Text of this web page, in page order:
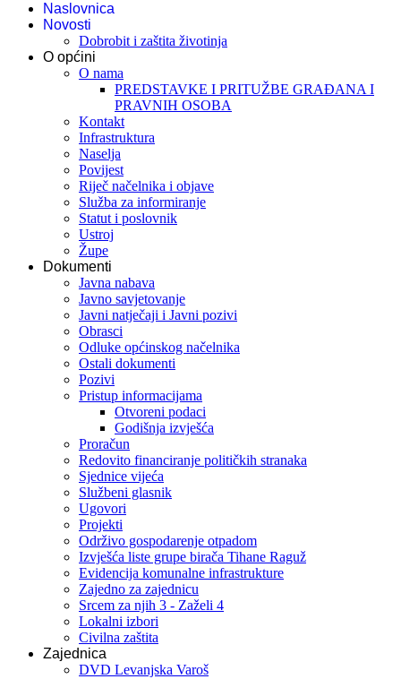
Naslovnica
Novosti
Dobrobit i zaštita životinja
O općini
O nama
PREDSTAVKE I PRITUŽBE GRAĐANA I
PRAVNIH OSOBA
Kontakt
Infrastruktura
Naselja
Povijest
Riječ načelnika i objave
Služba za informiranje
Statut i poslovnik
Ustroj
Župe
Dokumenti
Javna nabava
Javno savjetovanje
Javni natječaji i Javni pozivi
Obrasci
Odluke općinskog načelnika
Ostali dokumenti
Pozivi
Pristup informacijama
Otvoreni podaci
Godišnja izvješća
Proračun
Redovito financiranje političkih stranaka
Sjednice vijeća
Službeni glasnik
Ugovori
Projekti
Održivo gospodarenje otpadom
Izvješća liste grupe birača Tihane Raguž
Evidencija komunalne infrastrukture
Zajedno za zajednicu
Srcem za njih 3 - Zaželi 4
Lokalni izbori
Civilna zaštita
Zajednica
DVD Levanjska Varoš